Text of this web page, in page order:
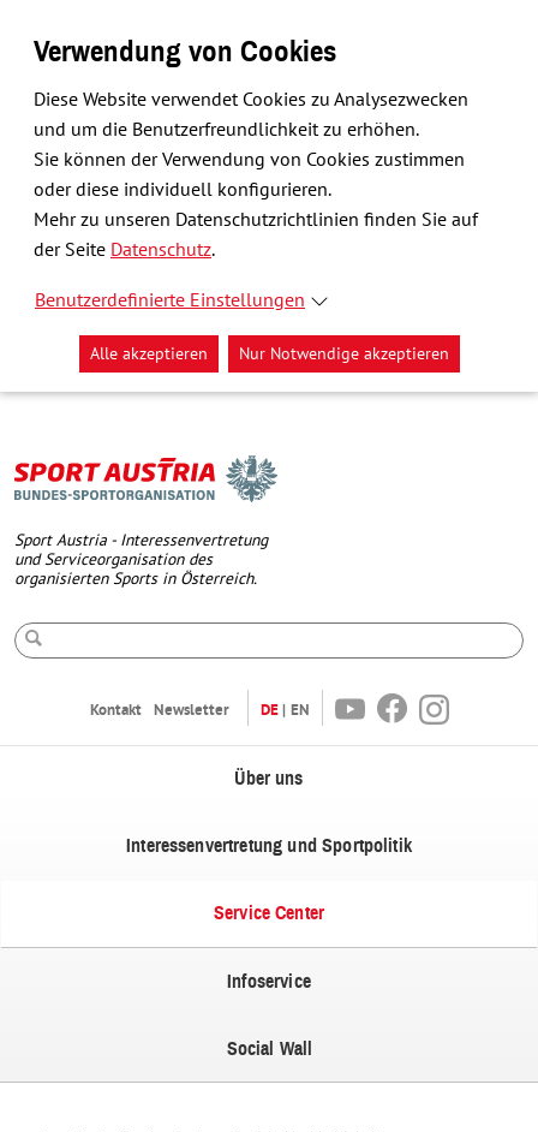
Verwendung von Cookies
Diese Website verwendet Cookies zu Analysezwecken
und um die Benutzerfreundlichkeit zu erhöhen.
Sie können der Verwendung von Cookies zustimmen
oder diese individuell konfigurieren.
Mehr zu unseren Datenschutzrichtlinien finden Sie auf
der Seite Datenschutz.
Benutzerdefinierte Einstellungen
Alle akzeptieren Nur Notwendige akzeptieren
Sport Austria - Interessenvertretung
und Serviceorganisation des
organisierten Sports in Österreich.
Kontakt Newsletter DE EN YoutubeFacebookInstagram
Über uns
Interessenvertretung und Sportpolitik
Service Center
Infoservice
Social Wall